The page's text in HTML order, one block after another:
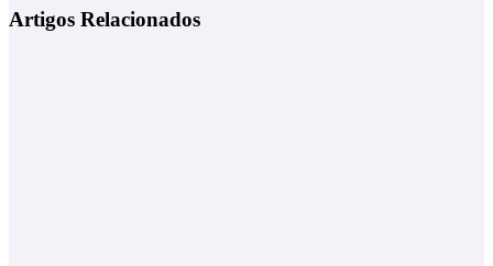
“Um
dia
Artigos Relacionados